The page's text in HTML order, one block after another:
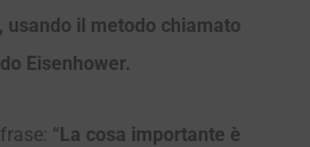
usando il metodo chiamato
Eisenhower.
“La cosa importante è